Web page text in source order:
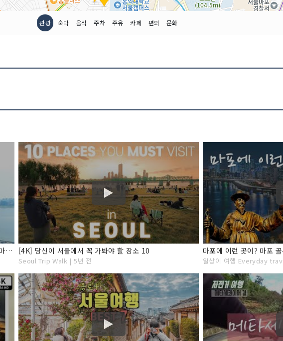
관광 숙박 음식 주차 주유 카페 편의 문화
[구석구석 코리아] 제145회 도심 속 맛있는 여행, 서울 마포구 / YTN 라이프 [4K] 당신이 서울에서 꼭 가봐야 할 장소 10
Seoul Trip Walk | 5년 전 일상이 여행 Everyday